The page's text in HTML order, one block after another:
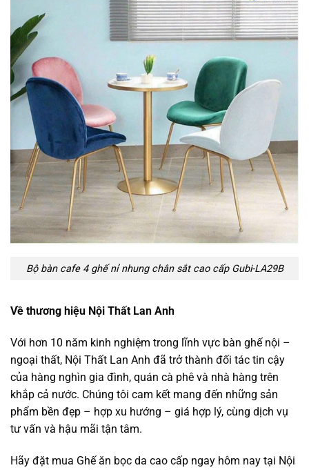
Bộ bàn cafe 4 ghế nỉ nhung chân sắt cao cấp Gubi-LA29B
Về thương hiệu Nội Thất Lan Anh
Với hơn 10 năm kinh nghiệm trong lĩnh vực bàn ghế nội –
ngoại thất, Nội Thất Lan Anh đã trở thành đối tác tin cậy
của hàng nghìn gia đình, quán cà phê và nhà hàng trên
khắp cả nước. Chúng tôi cam kết mang đến những sản
phẩm bền đẹp – hợp xu hướng – giá hợp lý, cùng dịch vụ
tư vấn và hậu mãi tận tâm.
Hãy đặt mua Ghế ăn bọc da cao cấp ngay hôm nay tại Nội